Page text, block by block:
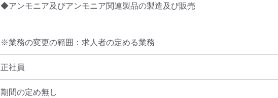
◆アンモニア及びアンモニア関連製品の製造及び販売
※業務の変更の範囲：求人者の定める業務
正社員
期間の定め無し